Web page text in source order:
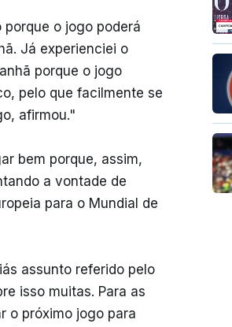
o jogo poderá
Já experienciei o
porque o jogo
pelo que facilmente se
afirmou."
bem porque, assim,
a vontade de
para o Mundial de
assunto referido pelo
isso muitas. Para as
o próximo jogo para